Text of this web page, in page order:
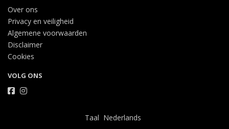
Over ons
Privacy en veiligheid
Algemene voorwaarden
Disclaimer
Cookies
VOLG ONS
Taal